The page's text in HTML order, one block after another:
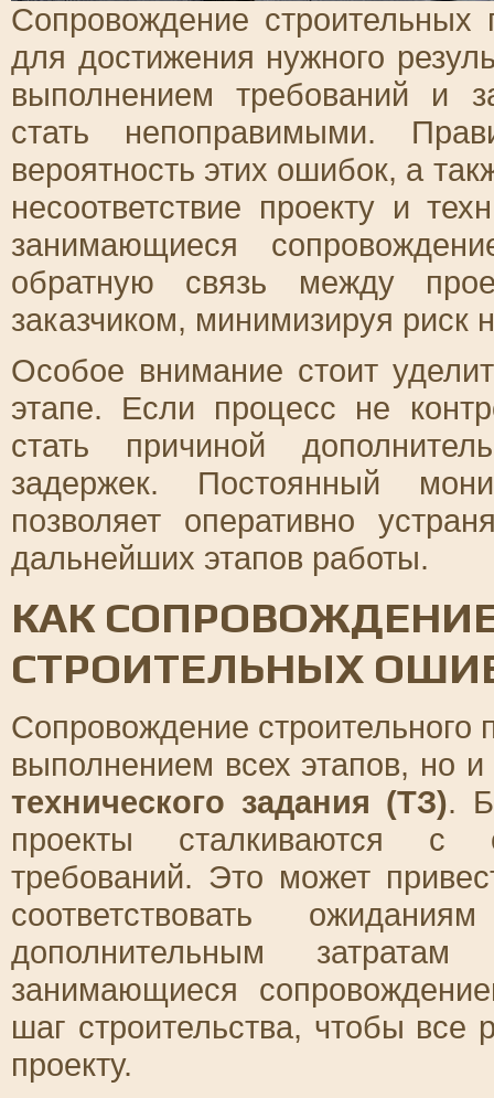
Сопровождение
для достижения нужного
выполнением требований и
стать непоправимыми.
вероятность этих ошибок, а
несоответствие проекту и
занимающиеся
обратную связь между
заказчиком, минимизируя риск
Особое внимание стоит
этапе. Если процесс не
стать причиной
задержек. Постоянный
позволяет оперативно
дальнейших этапов работы.
КАК
СТРОИТЕЛЬНЫХ
Сопровождение строительного
выполнением всех этапов, но
технического задания (ТЗ).
проекты сталкиваются с
требований. Это может
соответствовать
дополнительным
занимающиеся
шаг строительства, чтобы все
проекту.